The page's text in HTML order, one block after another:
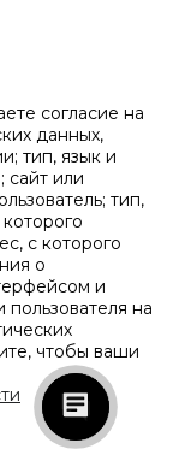
согласие на
данных,
тип, язык и
сайт или
тип,
с которого
о
и
на
чтобы ваши